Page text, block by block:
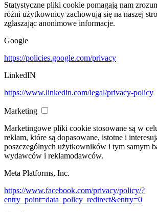
Statystyczne pliki cookie pomagają nam
różni użytkownicy zachowują się na naszej
zgłaszając anonimowe informacje.
Google
https://policies.google.com/privacy
LinkedIN
https://www.linkedin.com/legal/privacy-policy
Marketing
Marketingowe pliki cookie stosowane są w
reklam, które są dopasowane, istotne i
poszczególnych użytkowników i tym samym
wydawców i reklamodawców.
Meta Platforms, Inc.
https://www.facebook.com/privacy/policy/?
entry_point=data_policy_redirect&entry=0